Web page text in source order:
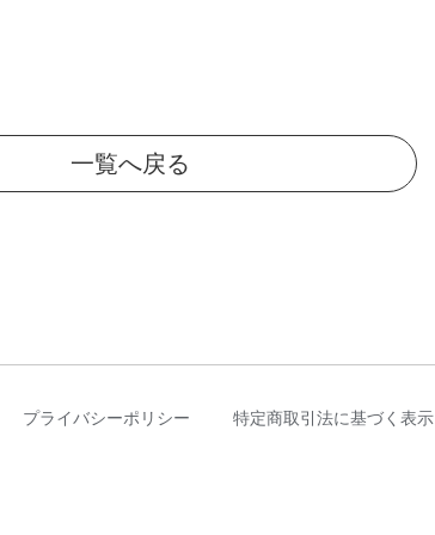
一覧へ戻る
プライバシーポリシー 特定商取引法に基づく表示